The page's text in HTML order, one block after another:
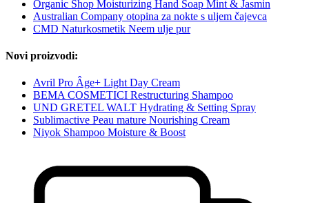
Organic Shop Moisturizing Hand Soap Mint & Jasmin
Australian Company otopina za nokte s uljem čajevca
CMD Naturkosmetik Neem ulje pur
Novi proizvodi:
Avril Pro Âge+ Light Day Cream
BEMA COSMETICI Restructuring Shampoo
UND GRETEL WALT Hydrating & Setting Spray
Sublimactive Peau mature Nourishing Cream
Niyok Shampoo Moisture & Boost